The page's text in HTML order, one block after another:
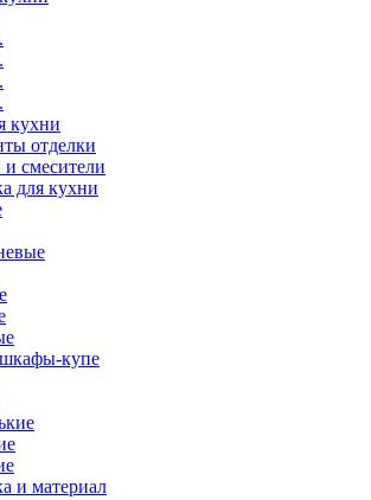
кухни
отделки
смесители
для кухни
купе
и материал